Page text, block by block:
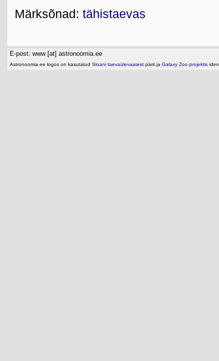
Märksõnad: tähistaevas
E-post: www [at] astronoomia.ee
Astronoomia.ee logos on kasutatud Sloani taevaülevaatest pärit ja Galaxy Zoo projektis